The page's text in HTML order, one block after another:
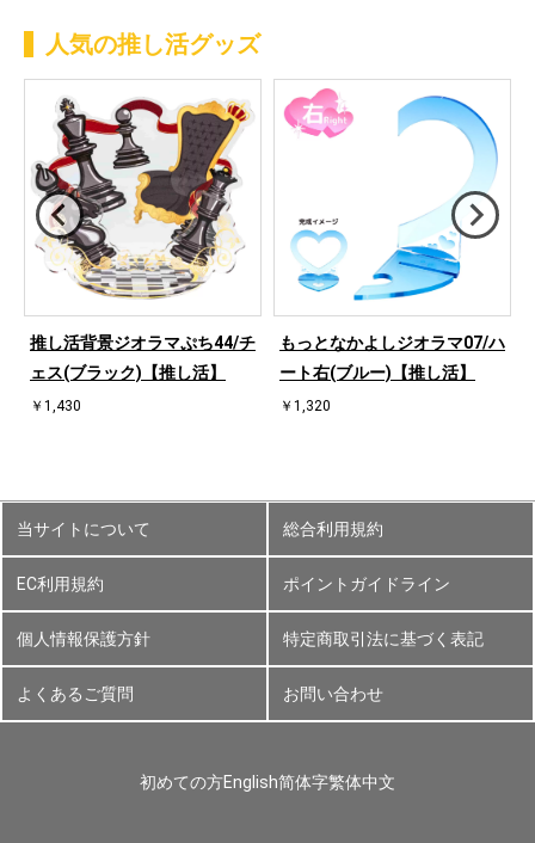
人気の推し活グッズ
推し活背景ジオラマぷち44/チ
ェス(ブラック)【推し活】
￥1,430
もっとなかよしジオラマ07/ハ
ート右(ブルー)【推し活】
￥1,320
当サイトについて 総合利用規約
EC利用規約 ポイントガイドライン
個人情報保護方針 特定商取引法に基づく表記
よくあるご質問 お問い合わせ
初めての方English简体字繁体中文